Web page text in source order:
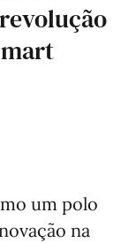
um polo
na